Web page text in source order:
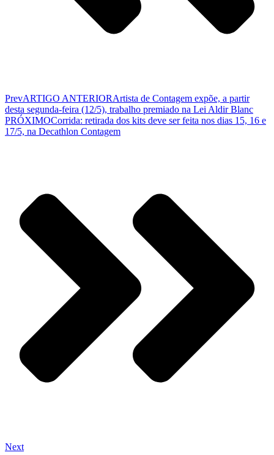
PrevARTIGO ANTERIORArtista de Contagem expõe, a partir
desta segunda-feira (12/5), trabalho premiado na Lei Aldir Blanc
PRÓXIMOCorrida: retirada dos kits deve ser feita nos dias 15, 16 e
17/5, na Decathlon Contagem
Next